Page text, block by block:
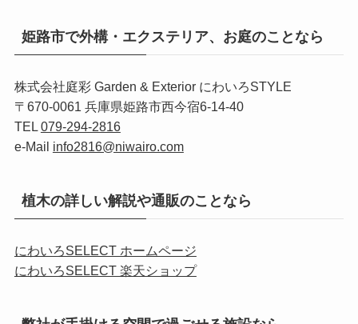
姫路市で外構・エクステリア、お庭のことなら
株式会社庭彩 Garden & Exterior にわいろSTYLE
〒670-0061 兵庫県姫路市西今宿6-14-40
TEL 079-294-2816
e-Mail info2816@niwairo.com
植木の詳しい解説や通販のことなら
にわいろSELECT ホームページ
にわいろSELECT 楽天ショップ